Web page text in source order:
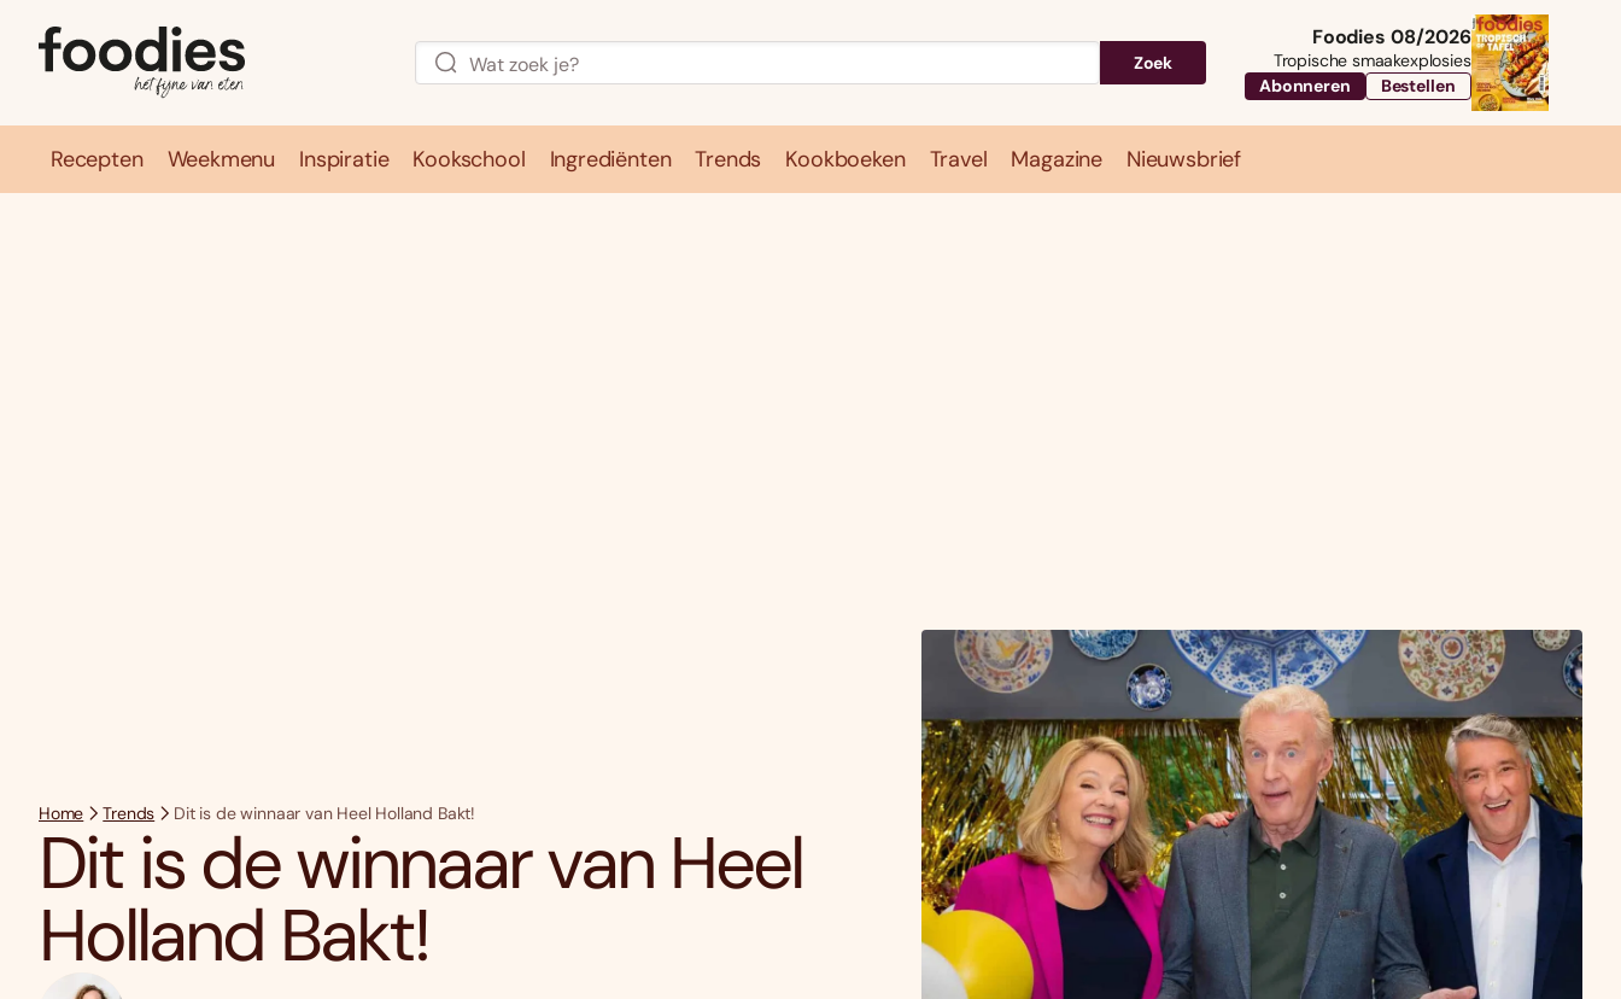
Zoek
Foodies 08/2026
Tropische smaakexplosies
Abonneren
Bestellen
Recepten Weekmenu Inspiratie Kookschool Ingrediënten Trends Kookboeken Travel Magazine Nieuwsbrief
Home Trends Dit is de winnaar van Heel Holland Bakt!
Dit is de winnaar van Heel
Holland Bakt!